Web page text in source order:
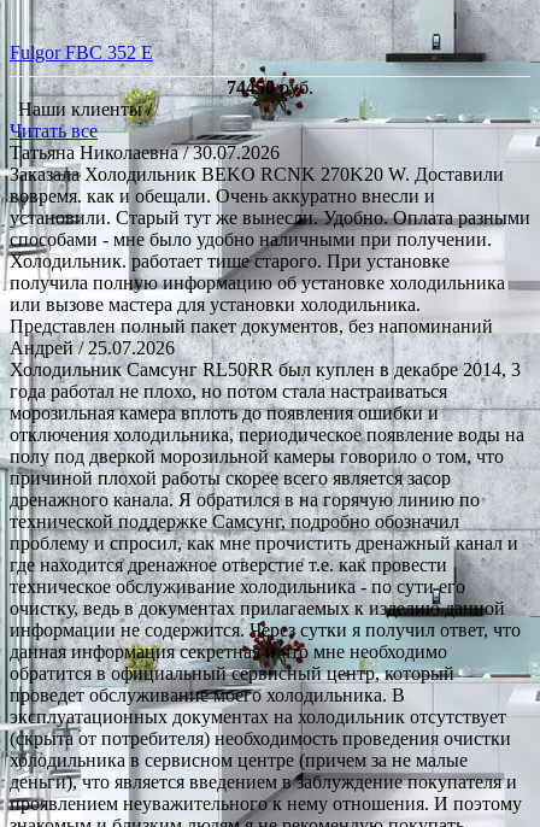
Fulgor FBC 352 E
74450руб.
Наши клиенты /
Читать все
Татьяна Николаевна/ 30.07.2026
Заказала Холодильник BEKO RCNK 270K20 W. Доставили
вовремя. как и обещали. Очень аккуратно внесли и
установили. Старый тут же вынесли. Удобно. Оплата разными
способами - мне было удобно наличными при получении.
Холодильник. работает тише старого. При установке
получила полную информацию об установке холодильника
или вызове мастера для установки холодильника.
Представлен полный пакет документов, без напоминаний
Андрей/ 25.07.2026
Холодильник Самсунг RL50RR был куплен в декабре 2014, 3
года работал не плохо, но потом стала настраиваться
морозильная камера вплоть до появления ошибки и
отключения холодильника, периодическое появление воды на
полу под дверкой морозильной камеры говорило о том, что
причиной плохой работы скорее всего является засор
дренажного канала. Я обратился в на горячую линию по
технической поддержке Самсунг, подробно обозначил
проблему и спросил, как мне прочистить дренажный канал и
где находится дренажное отверстие т.е. как провести
техническое обслуживание холодильника - по сути его
очистку, ведь в документах прилагаемых к изделию данной
информации не содержится. Через сутки я получил ответ, что
данная информация секретная и что мне необходимо
обратится в официальный сервисный центр, который
проведет обслуживание моего холодильника. В
эксплуатационных документах на холодильник отсутствует
(скрыта от потребителя) необходимость проведения очистки
холодильника в сервисном центре (причем за не малые
деньги), что является введением в заблуждение покупателя и
проявлением неуважительного к нему отношения. И поэтому